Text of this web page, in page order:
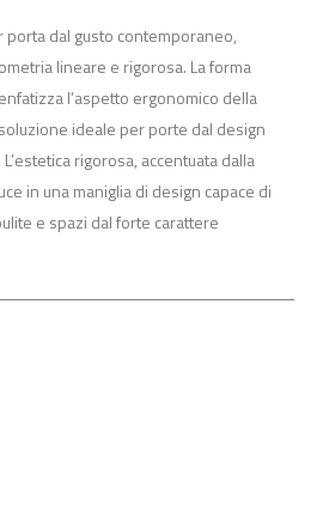
porta dal gusto contemporaneo,
lineare e rigorosa. La forma
l’aspetto ergonomico della
ideale per porte dal design
rigorosa, accentuata dalla
in una maniglia di design capace di
e spazi dal forte carattere